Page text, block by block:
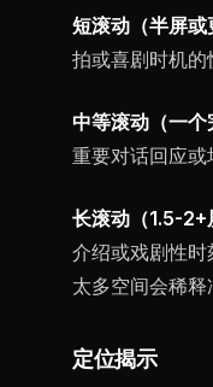
短滚动（半屏或
拍或喜剧时机的
中等滚动（一个
重要对话回应或
长滚动（1.5-2+
介绍或戏剧性
太多空间会稀释
定位揭示